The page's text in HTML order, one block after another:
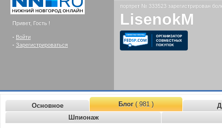
Привет, Гость !
- Войти
- Зарегистрироваться
портрет № 333523 зарегистрирован
LisenokM
Основное Блог( 981 )
Шпионаж